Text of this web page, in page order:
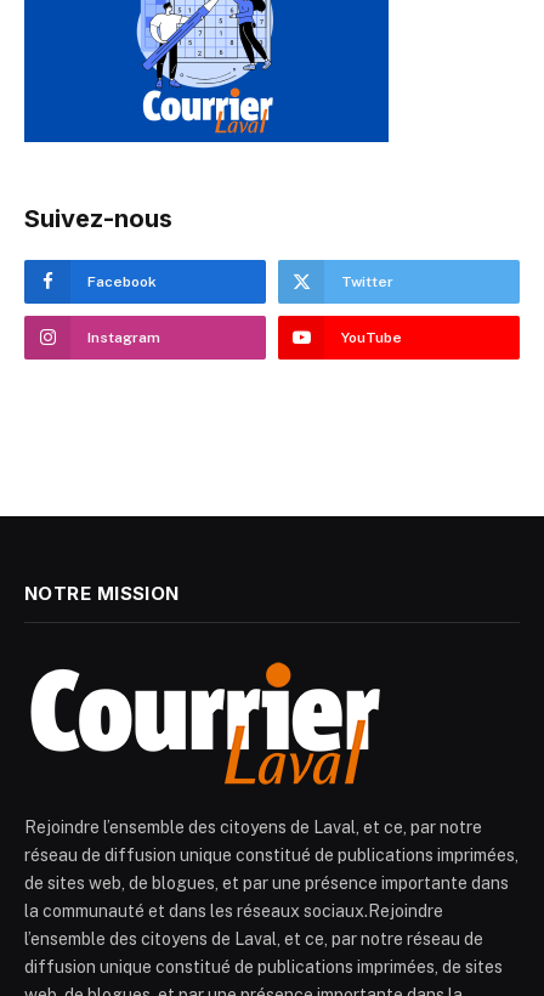
Suivez-nous
Facebook Twitter
Instagram YouTube
NOTRE MISSION
Rejoindre l’ensemble des citoyens de Laval, et ce, par notre
réseau de diffusion unique constitué de publications imprimées,
de sites web, de blogues, et par une présence importante dans
la communauté et dans les réseaux sociaux.Rejoindre
l’ensemble des citoyens de Laval, et ce, par notre réseau de
diffusion unique constitué de publications imprimées, de sites